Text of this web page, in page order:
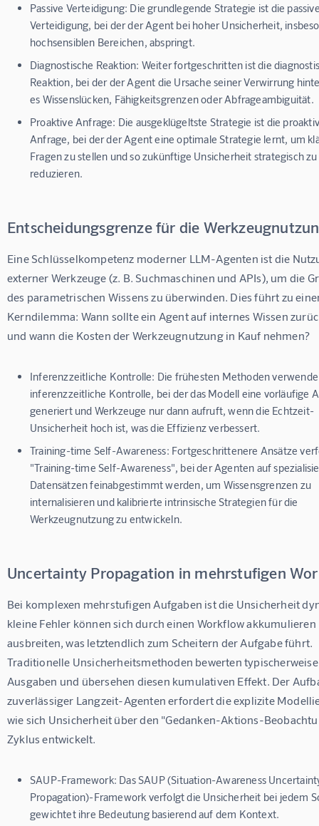
Passive Verteidigung: Die grundlegende Strategie ist die
Verteidigung, bei der der Agent bei hoher Unsicherheit,
hochsensiblen Bereichen, abspringt.
Diagnostische Reaktion: Weiter fortgeschritten ist die
Reaktion, bei der der Agent die Ursache seiner Verwirrung
es Wissenslücken, Fähigkeitsgrenzen oder Abfrageambiguität.
Proaktive Anfrage: Die ausgeklügeltste Strategie ist die
Anfrage, bei der der Agent eine optimale Strategie lernt, um
Fragen zu stellen und so zukünftige Unsicherheit strategisch zu
reduzieren.
Entscheidungsgrenze für die
Eine Schlüsselkompetenz moderner LLM-Agenten ist die
externer Werkzeuge (z. B. Suchmaschinen und APIs), um die
des parametrischen Wissens zu überwinden. Dies führt zu
Kerndilemma: Wann sollte ein Agent auf internes Wissen
und wann die Kosten der Werkzeugnutzung in Kauf nehmen?
Inferenzzeitliche Kontrolle: Die frühesten Methoden
inferenzzeitliche Kontrolle, bei der das Modell eine vorläufige
generiert und Werkzeuge nur dann aufruft, wenn die Echtzeit-
Unsicherheit hoch ist, was die Effizienz verbessert.
Training-time Self-Awareness: Fortgeschrittenere Ansätze
"Training-time Self-Awareness", bei der Agenten auf
Datensätzen feinabgestimmt werden, um Wissensgrenzen zu
internalisieren und kalibrierte intrinsische Strategien für die
Werkzeugnutzung zu entwickeln.
Uncertainty Propagation in mehrstufigen
Bei komplexen mehrstufigen Aufgaben ist die Unsicherheit
kleine Fehler können sich durch einen Workflow
ausbreiten, was letztendlich zum Scheitern der Aufgabe führt.
Traditionelle Unsicherheitsmethoden bewerten
Ausgaben und übersehen diesen kumulativen Effekt. Der
zuverlässiger Langzeit-Agenten erfordert die explizite
wie sich Unsicherheit über den "Gedanken-Aktions-
Zyklus entwickelt.
SAUP-Framework: Das SAUP (Situation-Awareness
Propagation)-Framework verfolgt die Unsicherheit bei jedem
gewichtet ihre Bedeutung basierend auf dem Kontext.